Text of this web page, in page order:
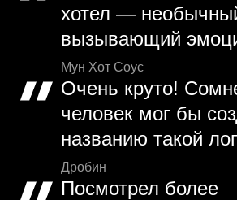
хотел —
вызывающий
Мун Хот Соус
Очень круто!
человек мог бы
названию такой
Дробин
Посмотрел более